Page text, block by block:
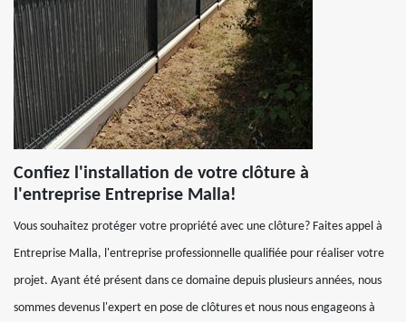
Confiez l'installation de votre clôture à
l'entreprise Entreprise Malla!
Vous souhaitez protéger votre propriété avec une clôture? Faites appel à
Entreprise Malla, l'entreprise professionnelle qualifiée pour réaliser votre
projet. Ayant été présent dans ce domaine depuis plusieurs années, nous
sommes devenus l'expert en pose de clôtures et nous nous engageons à